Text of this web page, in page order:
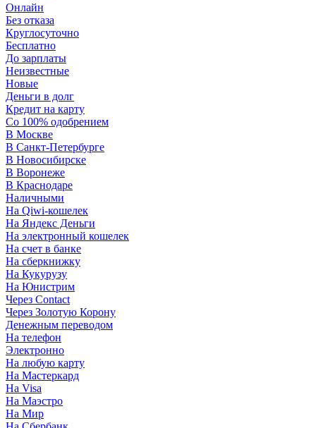
Онлайн
Без отказа
Круглосуточно
Бесплатно
До зарплаты
Неизвестные
Новые
Деньги в долг
Кредит на карту
Со 100% одобрением
В Москве
В Санкт-Петербурге
В Новосибирске
В Воронеже
В Краснодаре
Наличными
На Qiwi-кошелек
На Яндекс Деньги
На электронный кошелек
На счет в банке
На сберкнижку
На Кукурузу
На Юнистрим
Через Contact
Через Золотую Корону
Денежным переводом
На телефон
Электронно
На любую карту
На Мастеркард
На Visa
На Маэстро
На Мир